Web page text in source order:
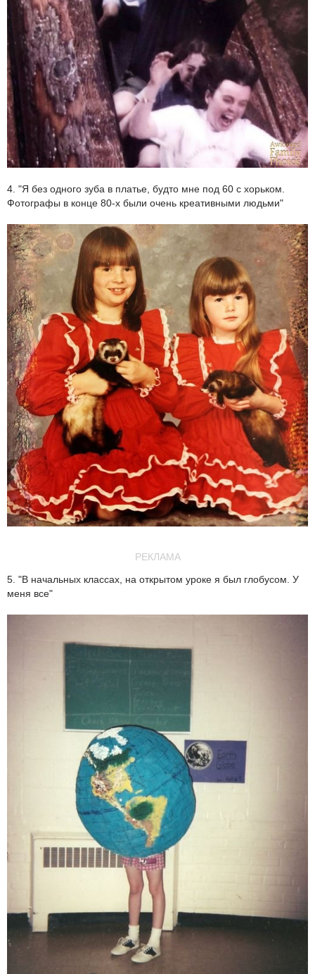
4. "Я без одного зуба в платье, будто мне под 60 с хорьком.
Фотографы в конце 80-х были очень креативными людьми"
РЕКЛАМА
5. "В начальных классах, на открытом уроке я был глобусом. У
меня все"